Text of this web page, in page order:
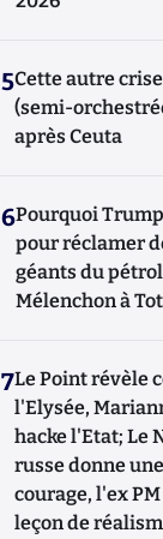
5Cette autre
(semi-
après Ceuta
6Pourquoi
pour réclamer
géants du
Mélenchon à
7Le Point révèle
l'Elysée,
hacke l'Etat; Le
russe donne
courage, l'ex
leçon de